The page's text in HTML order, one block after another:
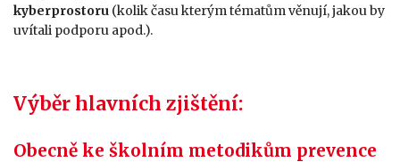
kyberprostoru (kolik času kterým tématům věnují, jakou by
uvítali podporu apod.).
Výběr hlavních zjištění:
Obecně ke školním metodikům prevence